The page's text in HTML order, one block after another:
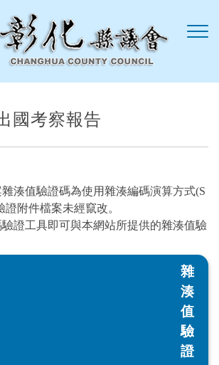
國考察報告
湊值驗證碼為使用雜湊編碼演算方式(S
附件檔案未經竄改。
證工具即可與本網站所提供的雜湊值驗
雜
湊
值
驗
證